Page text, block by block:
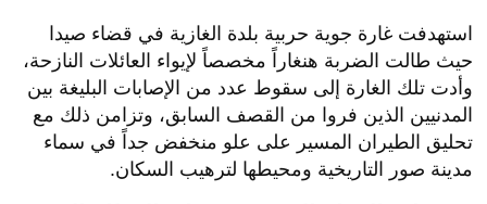
​استهدفت غارة جوية حربية بلدة الغازية في قضاء صيدا
حيث طالت الضربة هنغاراً مخصصاً لإيواء العائلات النازحة،
وأدت تلك الغارة إلى سقوط عدد من الإصابات البليغة بين
المدنيين الذين فروا من القصف السابق، وتزامن ذلك مع
تحليق الطيران المسير على علو منخفض جداً في سماء
مدينة صور التاريخية ومحيطها لترهيب السكان.